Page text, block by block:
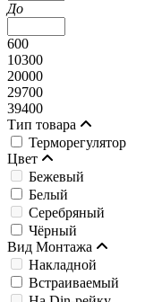
До
600
10300
20000
29700
39400
Тип товара
Терморегулятор
Цвет
Бежевый
Белый
Серебряный
Чёрный
Вид Монтажа
Накладной
Встраиваемый